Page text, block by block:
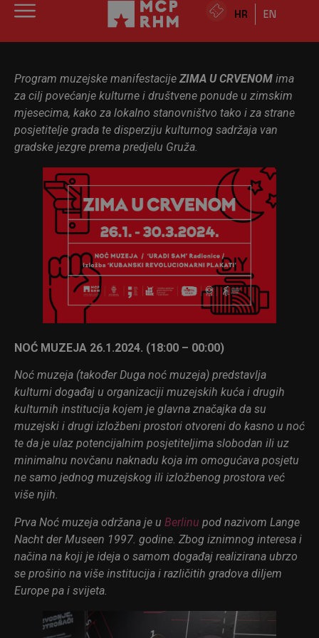
HR EN
Program muzejske manifestacije ZIMA U CRVENOM ima
za cilj povećanje kulturne i društvene ponude u zimskim
mjesecima, kako za lokalno stanovništvo tako i za strane
posjetitelje grada te disperziju kulturnog sadržaja van
gradske jezgre prema predjelu Gruža.
NOĆ MUZEJA 26.1.2024. (18:00 – 00:00)
Noć muzeja (također Duga noć muzeja) predstavlja
kulturni događaj u organizaciji muzejskih kuća i drugih
kulturnih institucija kojem je glavna značajka da su
muzejski i drugi izložbeni prostori otvoreni do kasno u noć
te da je ulaz potencijalnim posjetiteljima slobodan ili uz
minimalnu novčanu naknadu koja im omogućava posjetu
ne samo jednog muzejskog ili izložbenog prostora već
više njih.
Prva Noć muzeja održana je u Berlinu pod nazivom Lange
Nacht der Museen 1997. godine. Zbog iznimnog interesa i
načina na koji je ideja o samom događaj realizirana ubrzo
se proširio na više institucija i različitih gradova diljem
Europe pa i svijeta.